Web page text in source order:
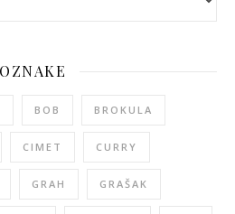
OZNAKE
BOB BROKULA
CIMET CURRY
GRAH GRAŠAK